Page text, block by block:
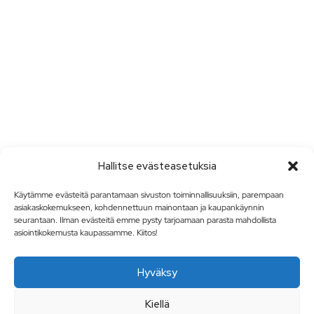
Hallitse evästeasetuksia
Käytämme evästeitä parantamaan sivuston toiminnallisuuksiin, parempaan
asiakaskokemukseen, kohdennettuun mainontaan ja kaupankäynnin
seurantaan. Ilman evästeitä emme pysty tarjoamaan parasta mahdollista
asiointikokemusta kaupassamme. Kiitos!
Hyväksy
Kiellä